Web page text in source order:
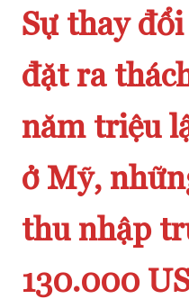
Sự thay
đặt ra
năm triệu
ở Mỹ,
thu nhập
130.000